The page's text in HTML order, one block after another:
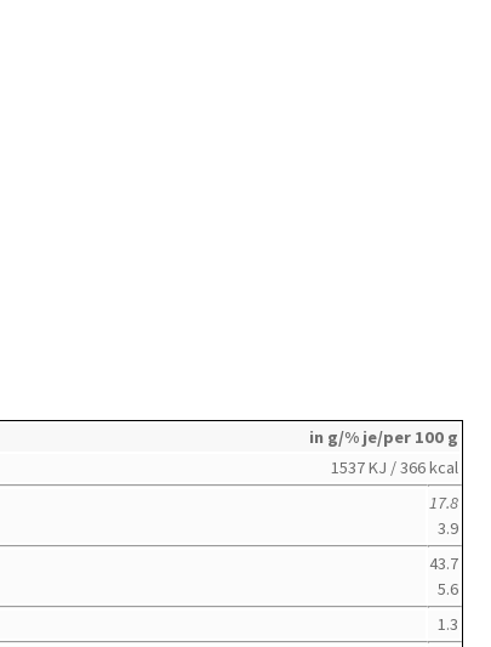
in g/% je/per 100 g
1537 KJ / 366 kcal
17.8
3.9
43.7
5.6
1.3